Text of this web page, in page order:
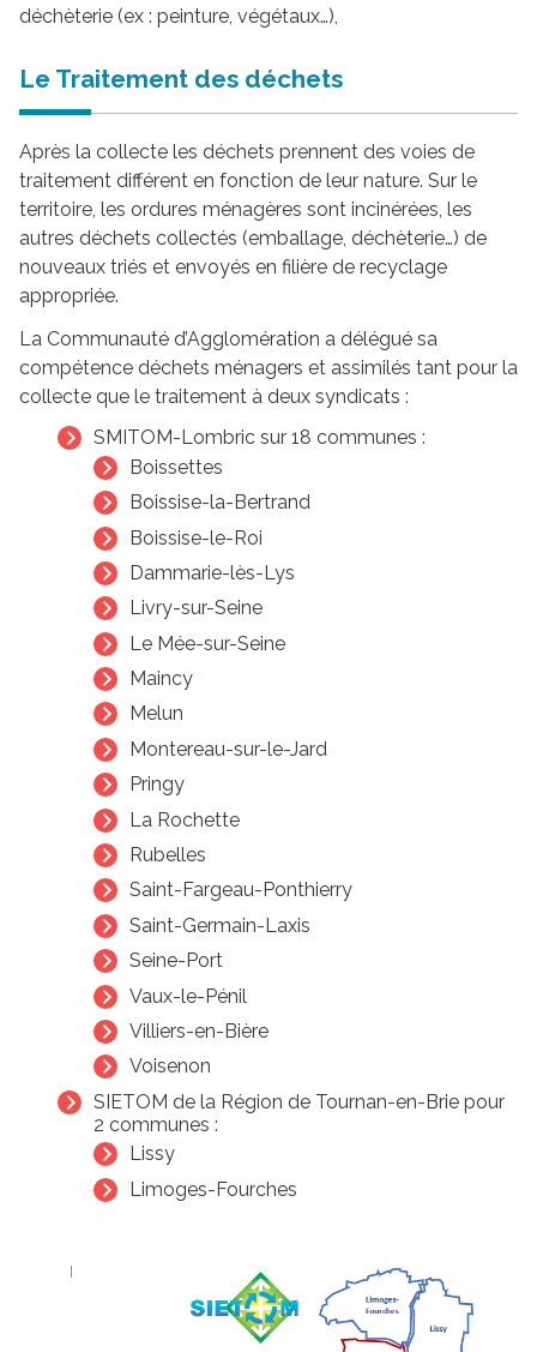
déchèterie (ex : peinture, végétaux…),
Le Traitement des déchets
Après la collecte les déchets prennent des voies de
traitement différent en fonction de leur nature. Sur le
territoire, les ordures ménagères sont incinérées, les
autres déchets collectés (emballage, déchèterie…) de
nouveaux triés et envoyés en filière de recyclage
appropriée.
La Communauté d’Agglomération a délégué sa
compétence déchets ménagers et assimilés tant pour la
collecte que le traitement à deux syndicats :
SMITOM-Lombric sur 18 communes :
Boissettes
Boissise-la-Bertrand
Boissise-le-Roi
Dammarie-lès-Lys
Livry-sur-Seine
Le Mée-sur-Seine
Maincy
Melun
Montereau-sur-le-Jard
Pringy
La Rochette
Rubelles
Saint-Fargeau-Ponthierry
Saint-Germain-Laxis
Seine-Port
Vaux-le-Pénil
Villiers-en-Bière
Voisenon
SIETOM de la Région de Tournan-en-Brie pour
2 communes :
Lissy
Limoges-Fourches